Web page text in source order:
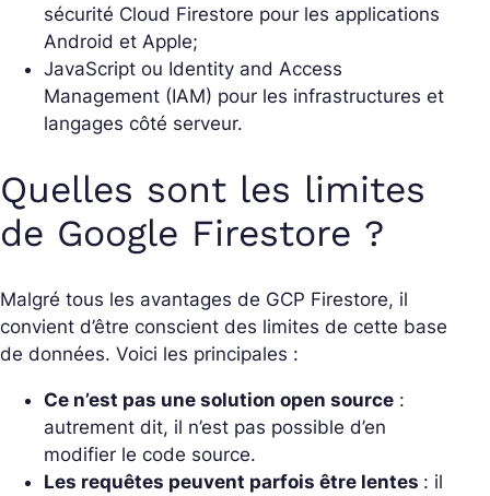
sécurité Cloud Firestore pour les applications
Android et Apple;
JavaScript ou Identity and Access
Management (IAM) pour les infrastructures et
langages côté serveur.
Quelles sont les limites
de Google Firestore ?
Malgré tous les avantages de GCP Firestore, il
convient d’être conscient des limites de cette base
de données. Voici les principales :
Ce n’est pas une solution open source :
autrement dit, il n’est pas possible d’en
modifier le code source.
Les requêtes peuvent parfois être lentes : il